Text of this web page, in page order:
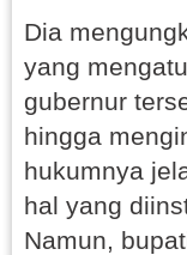
Dia
yang
gubernur
hingga
hukumnya
hal yang
Namun,